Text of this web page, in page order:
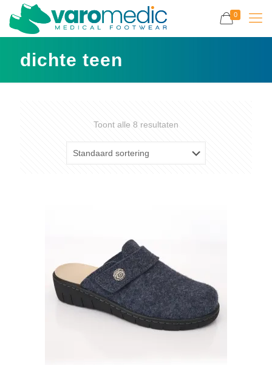
0
dichte teen
Toont alle 8 resultaten